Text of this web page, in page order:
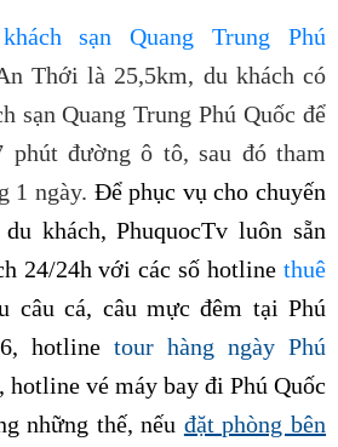
khách sạn Quang Trung Phú
Thới là 25,5km, du khách có
sạn Quang Trung Phú Quốc để
phút đường ô tô, sau đó tham
1 ngày. Để phục vụ cho chuyến
khách, PhuquocTv luôn sẵn
24/24h với các số hotline thuê
câu cá, câu mực đêm tại Phú
hotline tour hàng ngày Phú
hotline vé máy bay đi Phú Quốc
những thế,nếu đặt phòng bên